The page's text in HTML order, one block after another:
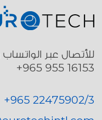
للأتصال عبر
16153 955 965+
+965 22475902/3